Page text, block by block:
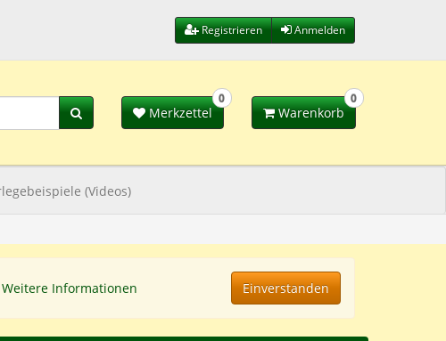
Registrieren Anmelden
Merkzettel
0 0
Warenkorb
(Videos)
Weitere Informationen Einverstanden